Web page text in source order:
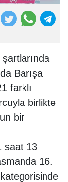
Barışa
farklı
birlikte
bir
saat 13
16.